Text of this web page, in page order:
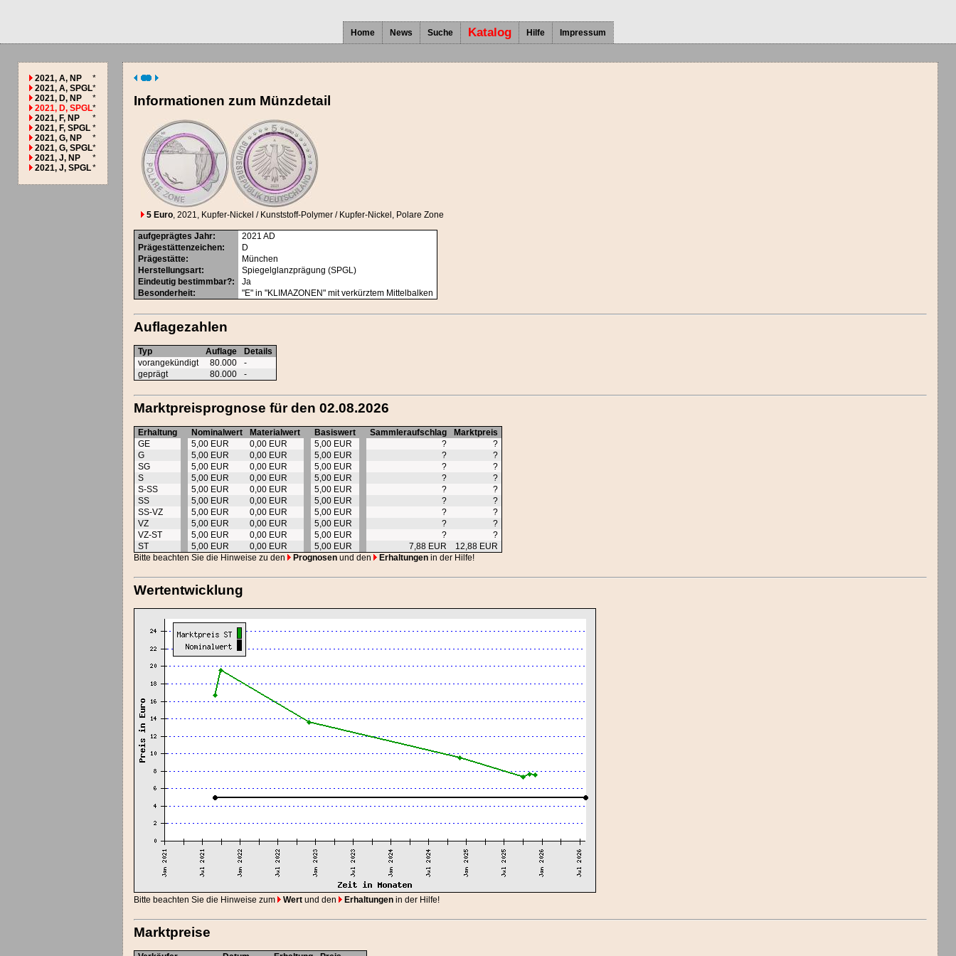
Home News Suche Katalog Hilfe Impressum
2021, A, NP
*
2021, A, SPGL*
2021, D, NP
*
2021, D, SPGL*
2021, F, NP
*
2021, F, SPGL *
2021, G, NP
*
2021, G, SPGL*
2021, J, NP
*
2021, J, SPGL*
Informationen zum Münzdetail
5 Euro, 2021, Kupfer-Nickel / Kunststoff-Polymer / Kupfer-Nickel , Polare Zone
aufgeprägtes Jahr: 2021AD
Prägestättenzeichen:
D
Prägestätte:
München
Herstellungsart:
Spiegelglanzprägung (SPGL)
Eindeutig bestimmbar?:
Ja
Besonderheit: "E" in "KLIMAZONEN" mit verkürztem Mittelbalken
Auflagezahlen
Typ Auflage
Details
vorangekündigt
80.000
-
geprägt
80.000 -
Marktpreisprognose für den 02.08.2026
Erhaltung Nominalwert Materialwert Basiswert Sammleraufschlag
Marktpreis
GE
5,00 EUR 0,00 EUR 5,00 EUR ?
?
G
5,00 EUR 0,00 EUR 5,00 EUR ?
?
SG
5,00 EUR 0,00 EUR 5,00 EUR ?
?
S
5,00 EUR 0,00 EUR 5,00 EUR ?
?
S-SS
5,00 EUR 0,00 EUR 5,00 EUR ?
?
SS
5,00 EUR 0,00 EUR 5,00 EUR ?
?
SS-VZ
5,00 EUR 0,00 EUR 5,00 EUR ?
?
VZ
5,00 EUR 0,00 EUR 5,00 EUR ?
?
VZ-ST
5,00 EUR 0,00 EUR 5,00 EUR ?
?
ST
5,00 EUR 0,00 EUR 5,00 EUR 7,88 EUR
12,88 EUR
Bitte beachten Sie die Hinweise zu den
Prognosen und den Erhaltungen in der Hilfe!
Wertentwicklung
Bitte beachten Sie die Hinweise zum Wert und den Erhaltungen in der Hilfe!
Marktpreise